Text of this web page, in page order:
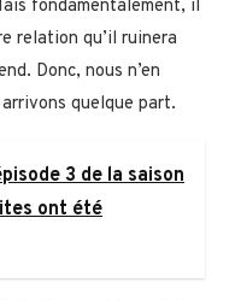
fondamentalement, il
relation qu’il ruinera
Donc, nous n’en
quelque part.
3 de la saison
ont été